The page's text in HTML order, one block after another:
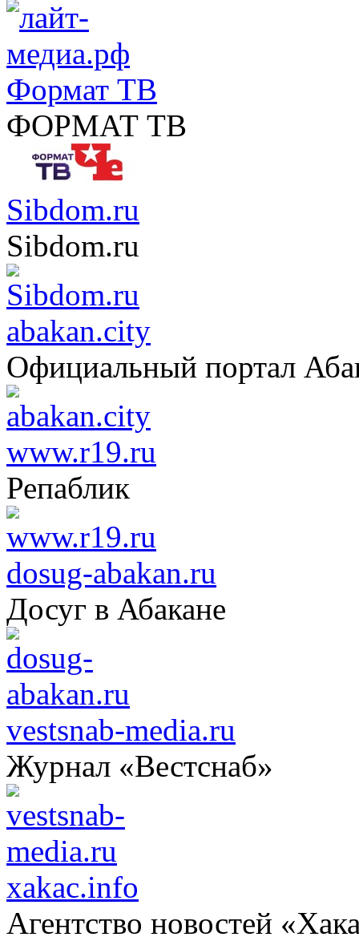
Формат ТВ
ФОРМАТ ТВ
Sibdom.ru
Sibdom.ru
abakan.city
Официальный портал
www.r19.ru
Репаблик
dosug-abakan.ru
Досуг в Абакане
vestsnab-media.ru
Журнал «Вестснаб»
xakac.info
Агентство новостей